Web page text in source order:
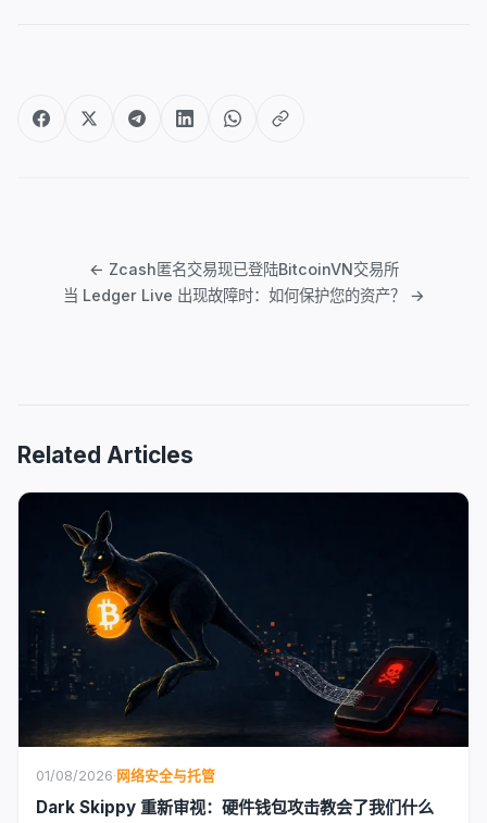
← Zcash匿名交易现已登陆BitcoinVN交易所
当 Ledger Live 出现故障时：如何保护您的资产？ →
Related Articles
01/08/2026· 网络安全与托管
Dark Skippy 重新审视：硬件钱包攻击教会了我们什么